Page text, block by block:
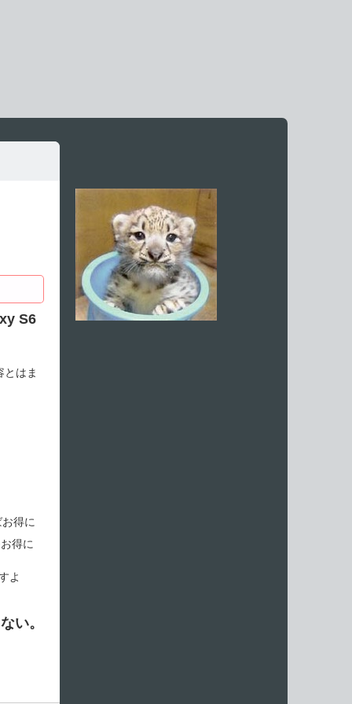
S6
はま
得に
得に
よ
い。